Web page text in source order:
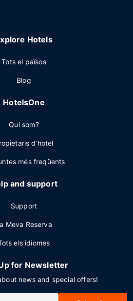
Hotels
Tots el països
Blog
HotelsOne
Qui som?
d’hotel
més freqüents
and support
Support
Meva Reserva
els idiomes
for Newsletter
news and special offers!